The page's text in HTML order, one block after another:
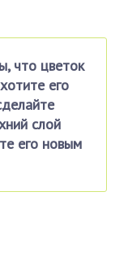
что цветок
его
слой
его новым